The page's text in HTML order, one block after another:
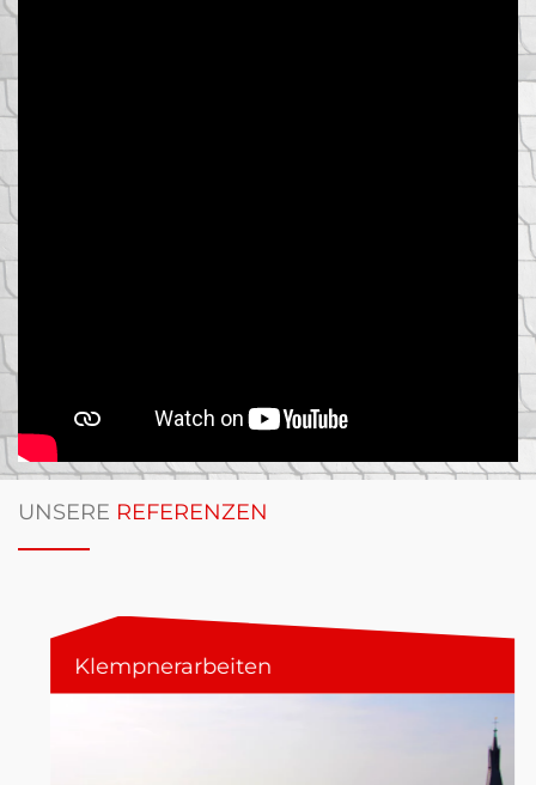
UNSERE REFERENZEN
Klempnerarbeiten